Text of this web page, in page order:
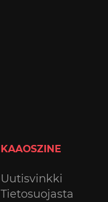
KAAOSZINE
Uutisvinkki
Tietosuojasta